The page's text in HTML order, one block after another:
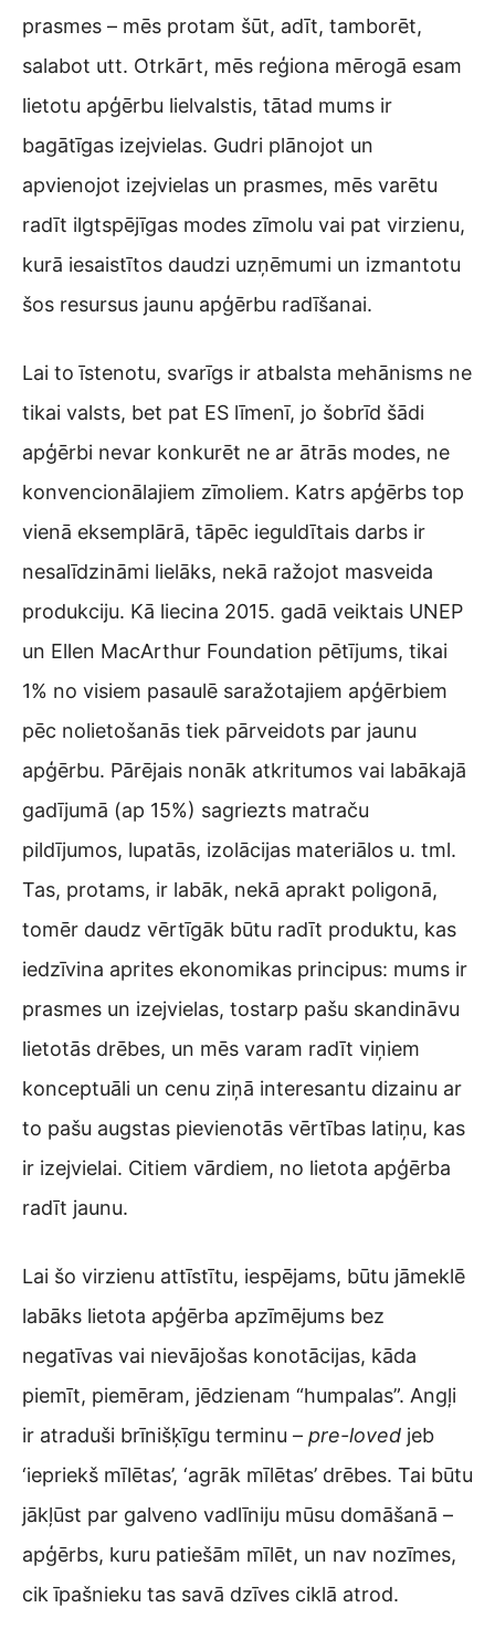
prasmes – mēs protam šūt, adīt, tamborēt,
salabot utt. Otrkārt, mēs reģiona mērogā esam
lietotu apģērbu lielvalstis, tātad mums ir
bagātīgas izejvielas. Gudri plānojot un
apvienojot izejvielas un prasmes, mēs varētu
radīt ilgtspējīgas modes zīmolu vai pat virzienu,
kurā iesaistītos daudzi uzņēmumi un izmantotu
šos resursus jaunu apģērbu radīšanai.
Lai to īstenotu, svarīgs ir atbalsta mehānisms ne
tikai valsts, bet pat ES līmenī, jo šobrīd šādi
apģērbi nevar konkurēt ne ar ātrās modes, ne
konvencionālajiem zīmoliem. Katrs apģērbs top
vienā eksemplārā, tāpēc ieguldītais darbs ir
nesalīdzināmi lielāks, nekā ražojot masveida
produkciju. Kā liecina 2015. gadā veiktais UNEP
un Ellen MacArthur Foundation pētījums, tikai
1% no visiem pasaulē saražotajiem apģērbiem
pēc nolietošanās tiek pārveidots par jaunu
apģērbu. Pārējais nonāk atkritumos vai labākajā
gadījumā (ap 15%) sagriezts matraču
pildījumos, lupatās, izolācijas materiālos u. tml.
Tas, protams, ir labāk, nekā aprakt poligonā,
tomēr daudz vērtīgāk būtu radīt produktu, kas
iedzīvina aprites ekonomikas principus: mums ir
prasmes un izejvielas, tostarp pašu skandināvu
lietotās drēbes, un mēs varam radīt viņiem
konceptuāli un cenu ziņā interesantu dizainu ar
to pašu augstas pievienotās vērtības latiņu, kas
ir izejvielai. Citiem vārdiem, no lietota apģērba
radīt jaunu.
Lai šo virzienu attīstītu, iespējams, būtu jāmeklē
labāks lietota apģērba apzīmējums bez
negatīvas vai nievājošas konotācijas, kāda
piemīt, piemēram, jēdzienam “humpalas”. Angļi
ir atraduši brīnišķīgu terminu – pre-loved jeb
‘iepriekš mīlētas’, ‘agrāk mīlētas’ drēbes. Tai būtu
jākļūst par galveno vadlīniju mūsu domāšanā –
apģērbs, kuru patiešām mīlēt, un nav nozīmes,
cik īpašnieku tas savā dzīves ciklā atrod.